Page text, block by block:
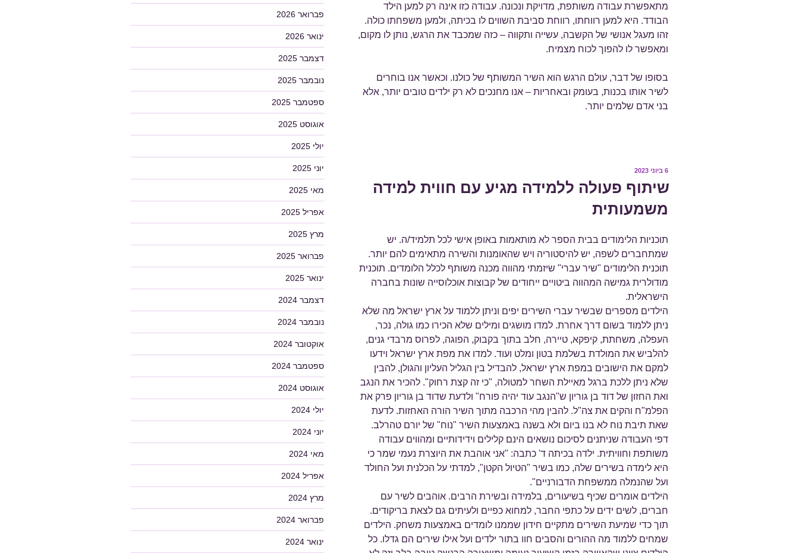
מתאפשרת עבודה משותפת, מדויקת ונכונה. עבודה כזו אינה רק למען הילד
הבודד. היא למען רווחתו, רווחת סביבת השווים לו בכיתה, ולמען משפחתו כולה.
זהו מעגל אנושי של הקשבה, עשייה ותקווה – כזה שמכבד את הרגש, נותן לו מקום,
ומאפשר לו להפוך לכוח מצמיח.
בסופו של דבר, עולם הרגש הוא השיר המשותף של כולנו. וכאשר אנו בוחרים
לשיר אותו בכנות, בעומק ובאחריות – אנו מחנכים לא רק ילדים טובים יותר, אלא
בני אדם שלמים יותר.
פורסם
6 ביוני 2023
שיתוף פעולה ללמידה מגיע עם חווית למידה
משמעותית
תוכניות הלימודים בבית הספר לא מותאמות באופן אישי לכל תלמיד/ה. יש
שמתחברים לשפה, יש להיסטוריה ויש שהאומנות והשירה מתאימים להם יותר.
תוכנית הלימודים "שיר עברי" שיזמתי מהווה מכנה משותף לכלל הלומדים. תוכנית
מודולרית גמישה המהווה ביטויים ייחודים של קבוצות אוכלוסייה שונות בחברה
הישראלית.
הילדים מספרים שבשיר עברי השירים יפים וניתן ללמוד על ארץ ישראל מה שלא
ניתן ללמוד בשום דרך אחרת. למדו מושגים ומילים שלא הכירו כמו גולה, נכר,
העפלה, משחתת, קיפקא, טיירה, חלב בתוך בקבוק, הפוגה, לפרוס מרבדי גנים,
להלביש את המולדת בשלמת בטון ומלט ועוד. למדו את מפת ארץ ישראל וידעו
למקם את הישובים במפת ארץ ישראל, להבדיל בין הגליל העליון והגולן, להבין
שלא ניתן ללכת ברגל מאיילת השחר למטולה, "כי זה קצת רחוק". להכיר את הנגב
ואת החזון של דוד בן גוריון ש"הנגב עוד יהיה פורח" ולדעת שדוד בן גוריון פרק את
הפלמ"ח והקים את צה"ל. להבין מהי הרכבה מתוך השיר הורה האחזות. לדעת
שאת תיבת נוח לא בנו ביום ולא בשנה באמצעות השיר "נוח" של יורם טהרלב.
דפי העבודה שניתנים לסיכום נושאים הינם קלילים וידידותיים ומהווים עבודה
משותפת וחוויתית. ילדה בכיתה ד' כתבה: "אני אוהבת את היוצרת נעמי שמר כי
היא לימדה בשירים שלה, כמו בשיר "הטיול הקטן", למדתי על הכלנית ועל החולד
ועל שהנמלה ממשפחת הדבורניים".
הילדים אומרים שכיף בשיעורים, בלמידה ובשירת הרבים. אוהבים לשיר עם
חברים, לשים ידים על כתפי החבר, למחוא כפיים ולעיתים גם לצאת בריקודים.
תוך כדי שמיעת השירים מתקיים חידון שממנו לומדים באמצעות משחק. הילדים
שמחים ללמוד מה ההורים והסבים חוו בתור ילדים ועל אילו שירים הם גדלו. כל
פברואר 2026
ינואר 2026
דצמבר 2025
נובמבר 2025
ספטמבר 2025
אוגוסט 2025
יולי 2025
יוני 2025
מאי 2025
אפריל 2025
מרץ 2025
פברואר 2025
ינואר 2025
דצמבר 2024
נובמבר 2024
אוקטובר 2024
ספטמבר 2024
אוגוסט 2024
יולי 2024
יוני 2024
מאי 2024
אפריל 2024
מרץ 2024
פברואר 2024
ינואר 2024